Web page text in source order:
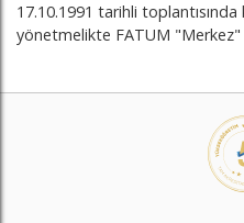
17.10.1991 tarihli
yönetmelikte FATUM "Merkez"